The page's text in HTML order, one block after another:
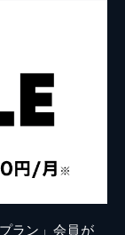
ラン」会員が